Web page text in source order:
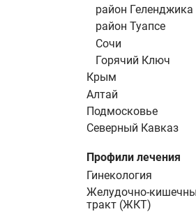
район Геленджика
район Туапсе
Сочи
Горячий Ключ
Крым
Алтай
Подмосковье
Северный Кавказ
Профили лечения
Гинекология
Желудочно-
тракт (ЖКТ)